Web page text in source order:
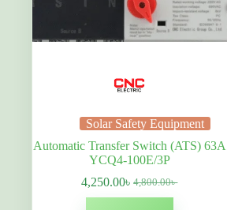
Solar Safety Equipment
Automatic Transfer Switch (ATS) 63A
YCQ4-100E/3P
4,800.00৳
Original
4,250.00৳বর্তমান